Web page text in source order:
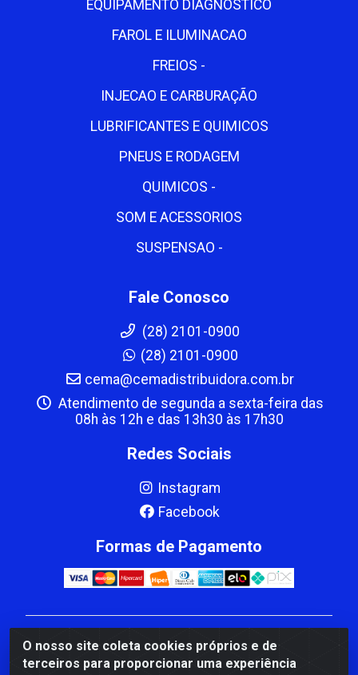
O nosso site coleta cookies próprios e de
terceiros para proporcionar uma experiência
EQUIPAMENTO DIAGNOSTICO
FAROL E ILUMINACAO
FREIOS -
INJECAO E CARBURAÇÃO
LUBRIFICANTES E QUIMICOS
PNEUS E RODAGEM
QUIMICOS -
SOM E ACESSORIOS
SUSPENSAO -
Fale Conosco
(28) 2101-0900
(28) 2101-0900
cema@cemadistribuidora.com.br
Atendimento de segunda a sexta-feira das
08h às 12h e das 13h30 às 17h30
Redes Sociais
Instagram
Facebook
Formas de Pagamento
CBP MACEDO COMERCIO PEÇAS LTDA Matriz - av
Mauro Miranda Madureira, 1249 - Coramara , Cachoeiro